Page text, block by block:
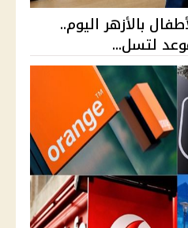
بالأزهر اليوم..
لتسل...